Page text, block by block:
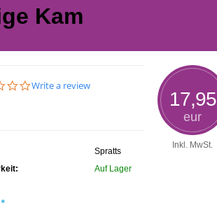
Kam
17,95
eur
Inkl. MwSt.
0.0
Write a review
Spratts
Auf Lager
*